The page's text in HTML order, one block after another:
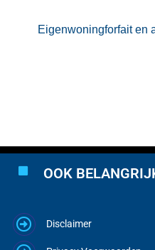
Eigenwoningforfait en
OOK
Disclaimer